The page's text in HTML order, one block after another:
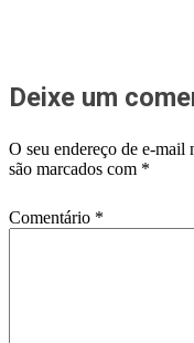
Deixe um
O seu endereço de e-mail
são marcados com *
Comentário *